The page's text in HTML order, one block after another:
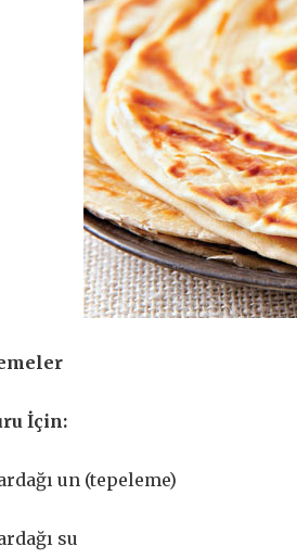
İçin:
un (tepeleme)
su